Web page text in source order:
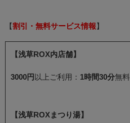
【 割引・無料サービス情報 】
【浅草ROX内店舗】
3000円 以上ご利用： 1時間30分無料
【浅草ROXまつり湯】